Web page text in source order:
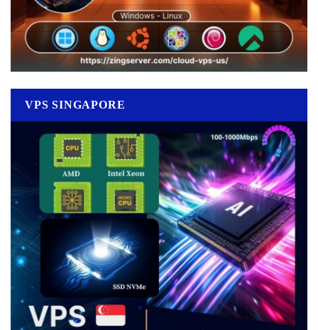
VPS SINGAPORE